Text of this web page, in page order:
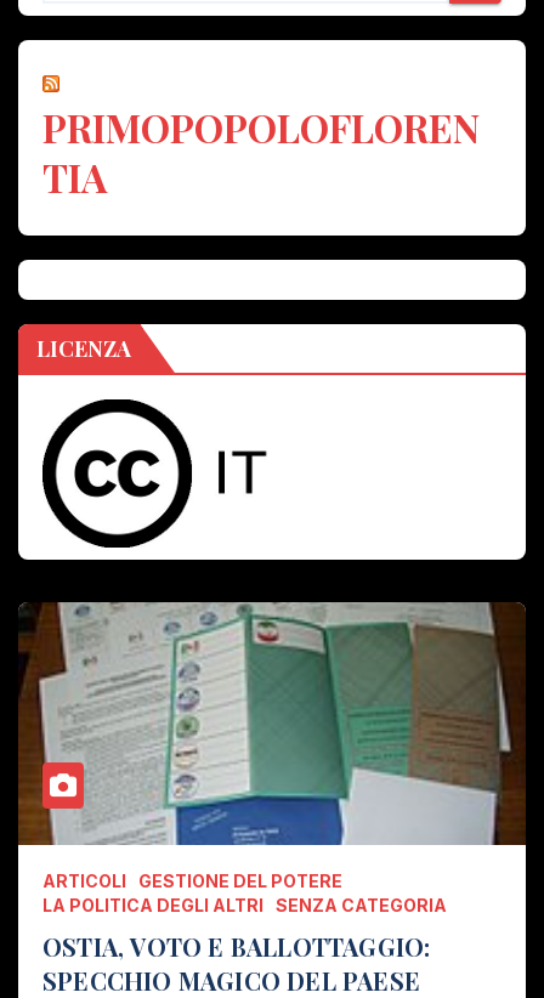
PRIMOPOPOLOFLOREN
TIA
LICENZA
ARTICOLI
GESTIONE DEL POTERE
LA POLITICA DEGLI ALTRI
SENZA CATEGORIA
OSTIA, VOTO E BALLOTTAGGIO:
SPECCHIO MAGICO DEL PAESE